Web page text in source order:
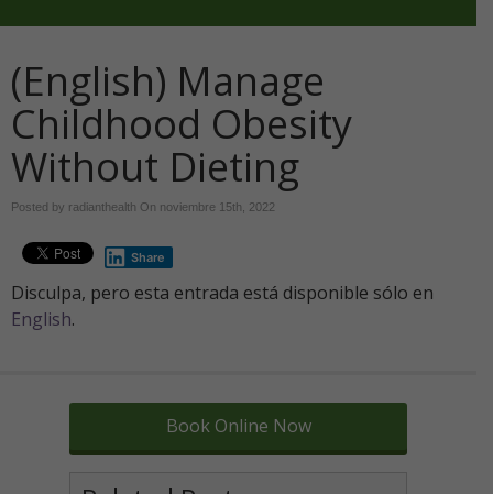
(English) Manage
Childhood Obesity
Without Dieting
Posted by radianthealth On noviembre 15th, 2022
Share
Disculpa, pero esta entrada está disponible sólo en
English.
Book Online Now